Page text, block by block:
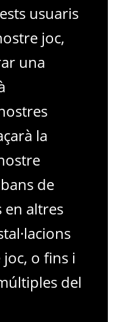
usuaris
joc,
una
la
de
en altres
o fins i
del